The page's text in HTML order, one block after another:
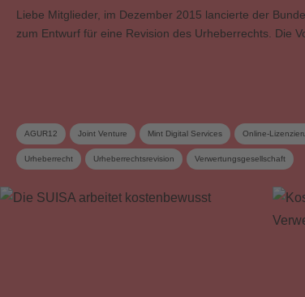
Liebe Mitglieder, im Dezember 2015 lancierte der
zum Entwurf für eine Revision des Urheberrechts. Die
AGUR12 Joint Venture Mint Digital Services Online-
Urheberrecht Urheberrechtsrevision Verwertungsgesellschaft